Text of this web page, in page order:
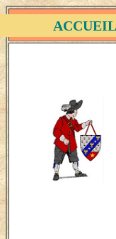
ACCUEIL